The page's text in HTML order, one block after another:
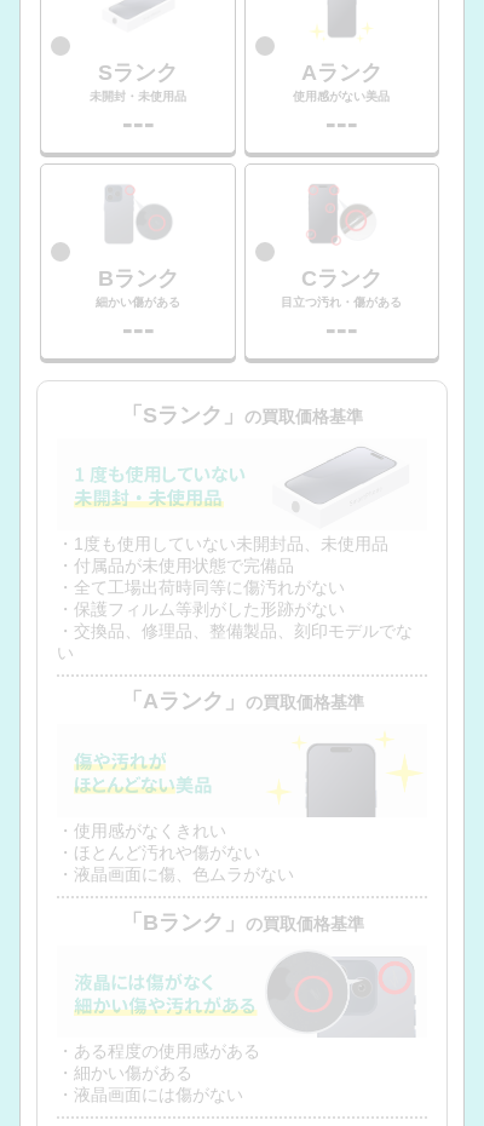
Sランク
未開封・未使用品
---
Aランク
使用感がない美品
---
Bランク
細かい傷がある
---
Cランク
目立つ汚れ・傷がある
---
「Sランク」 の買取価格基準
・1度も使用していない未開封品、未使用品
・付属品が未使用状態で完備品
・全て工場出荷時同等に傷汚れがない
・保護フィルム等剥がした形跡がない
・交換品、修理品、整備製品、刻印モデルでな
い
「Aランク」 の買取価格基準
・使用感がなくきれい
・ほとんど汚れや傷がない
・液晶画面に傷、色ムラがない
「Bランク」 の買取価格基準
・ある程度の使用感がある
・細かい傷がある
・液晶画面には傷がない